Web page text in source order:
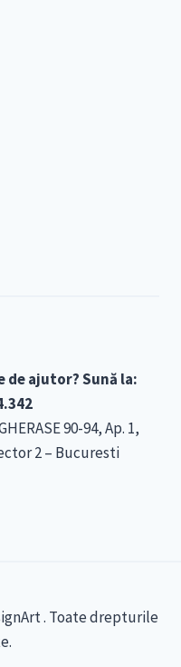
de ajutor? Sună la:
90-94, Ap. 1,
2 – Bucuresti
. Toate drepturile